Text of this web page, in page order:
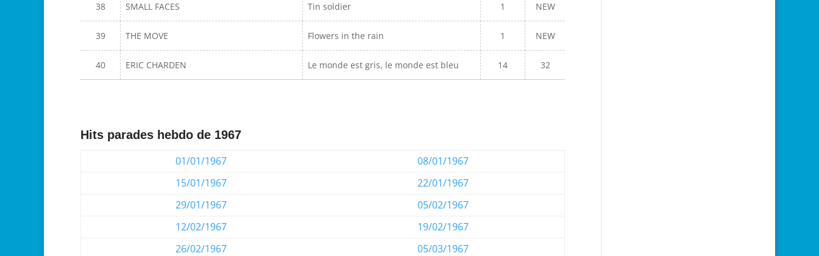
38 SMALL FACES Tin soldier 1 NEW
39 THE MOVE Flowers in the rain 1 NEW
40 ERIC CHARDEN Le monde est gris, le monde est bleu 14 32
Hits parades hebdo de 1967
01/01/1967
08/01/1967
15/01/1967
22/01/1967
29/01/1967
05/02/1967
12/02/1967
19/02/1967
26/02/1967
05/03/1967